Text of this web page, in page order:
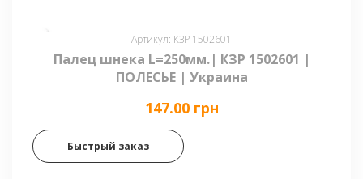
Артикул: КЗР 1502601
Палец шнека L=250мм.| КЗР 1502601 |
ПОЛЕСЬЕ | Украина
147.00 грн
Быстрый заказ